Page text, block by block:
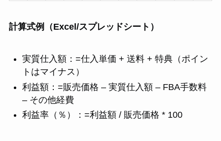
計算式例（Excel/スプレッドシート）
実質仕入額：=仕入単価 + 送料 + 特典（ポイン
トはマイナス）
利益額：=販売価格 – 実質仕入額 – FBA手数料
– その他経費
利益率（％）：=利益額 / 販売価格 * 100